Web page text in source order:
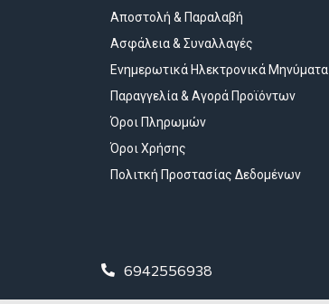
Αποστολή & Παραλαβή
Ασφάλεια & Συναλλαγές
Ενημερωτικά Ηλεκτρονικά Μηνύματα
Παραγγελία & Αγορά Προϊόντων
Όροι Πληρωμών
Όροι Χρήσης
Πολιτκή Προστασίας Δεδομένων
6942556938